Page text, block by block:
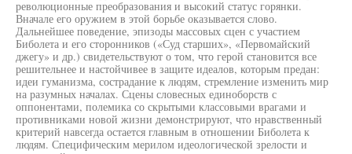
революционные преобразования и высокий статус горянки.
Вначале его оружием в этой борьбе оказывается слово.
Дальнейшее поведение, эпизоды массовых сцен с участием
Биболета и его сторонников («Суд старших», «Первомайский
джегу» и др.) свидетельствуют о том, что герой становится все
решительнее и настойчивее в защите идеалов, которым предан:
идеи гуманизма, сострадание к людям, стремление изменить мир
на разумных началах. Сцены словесных единоборств с
оппонентами, полемика со скрытыми классовыми врагами и
противниками новой жизни демонстрируют, что нравственный
критерий навсегда остается главным в отношении Биболета к
людям. Специфическим мерилом идеологической зрелости и